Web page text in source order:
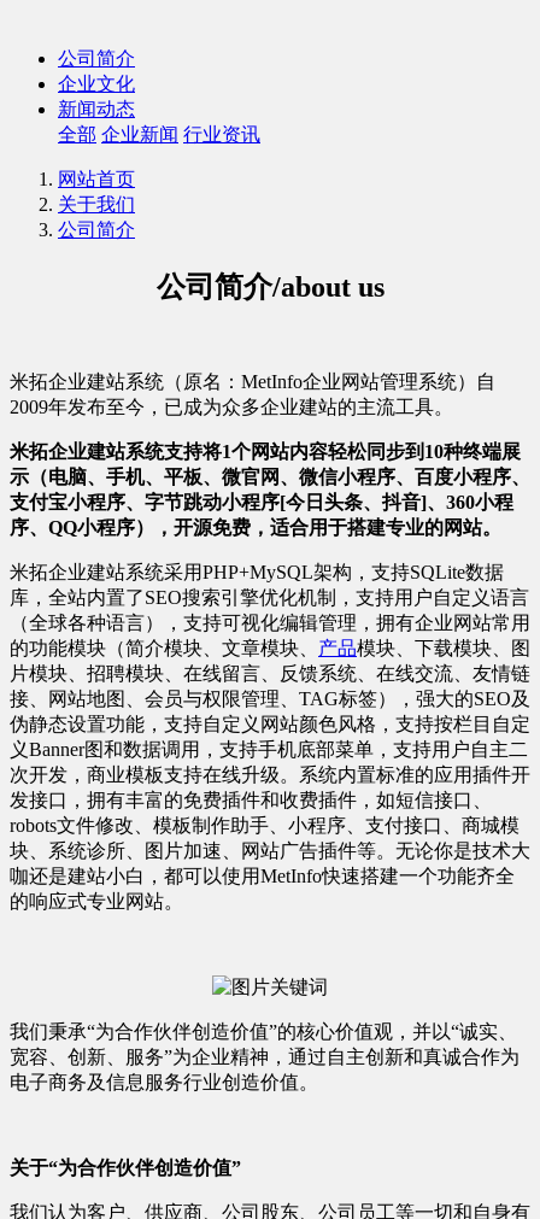
公司简介
企业文化
新闻动态
全部 企业新闻 行业资讯
网站首页
关于我们
公司简介
公司简介/about us
米拓企业建站系统（原名：MetInfo企业网站管理系统）自
2009年发布至今，已成为众多企业建站的主流工具。
米拓企业建站系统支持将1个网站内容轻松同步到10种终端展
示（电脑、手机、平板、微官网、微信小程序、百度小程序、
支付宝小程序、字节跳动小程序[今日头条、抖音]、360小程
序、QQ小程序），开源免费，适合用于搭建专业的网站。
米拓企业建站系统采用PHP+MySQL架构，支持SQLite数据
库，全站内置了SEO搜索引擎优化机制，支持用户自定义语言
（全球各种语言），支持可视化编辑管理，拥有企业网站常用
的功能模块（简介模块、文章模块、 产品模块、下载模块、图
片模块、招聘模块、在线留言、反馈系统、在线交流、友情链
接、网站地图、会员与权限管理、TAG标签），强大的SEO及
伪静态设置功能，支持自定义网站颜色风格，支持按栏目自定
义Banner图和数据调用，支持手机底部菜单，支持用户自主二
次开发，商业模板支持在线升级。系统内置标准的应用插件开
发接口，拥有丰富的免费插件和收费插件，如短信接口、
robots文件修改、模板制作助手、小程序、支付接口、商城模
块、系统诊所、图片加速、网站广告插件等。无论你是技术大
咖还是建站小白，都可以使用MetInfo快速搭建一个功能齐全
的响应式专业网站。
我们秉承“为合作伙伴创造价值”的核心价值观，并以“诚实、
宽容、创新、服务”为企业精神，通过自主创新和真诚合作为
电子商务及信息服务行业创造价值。
关于“为合作伙伴创造价值”
我们认为客户、供应商、公司股东、公司员工等一切和自身有